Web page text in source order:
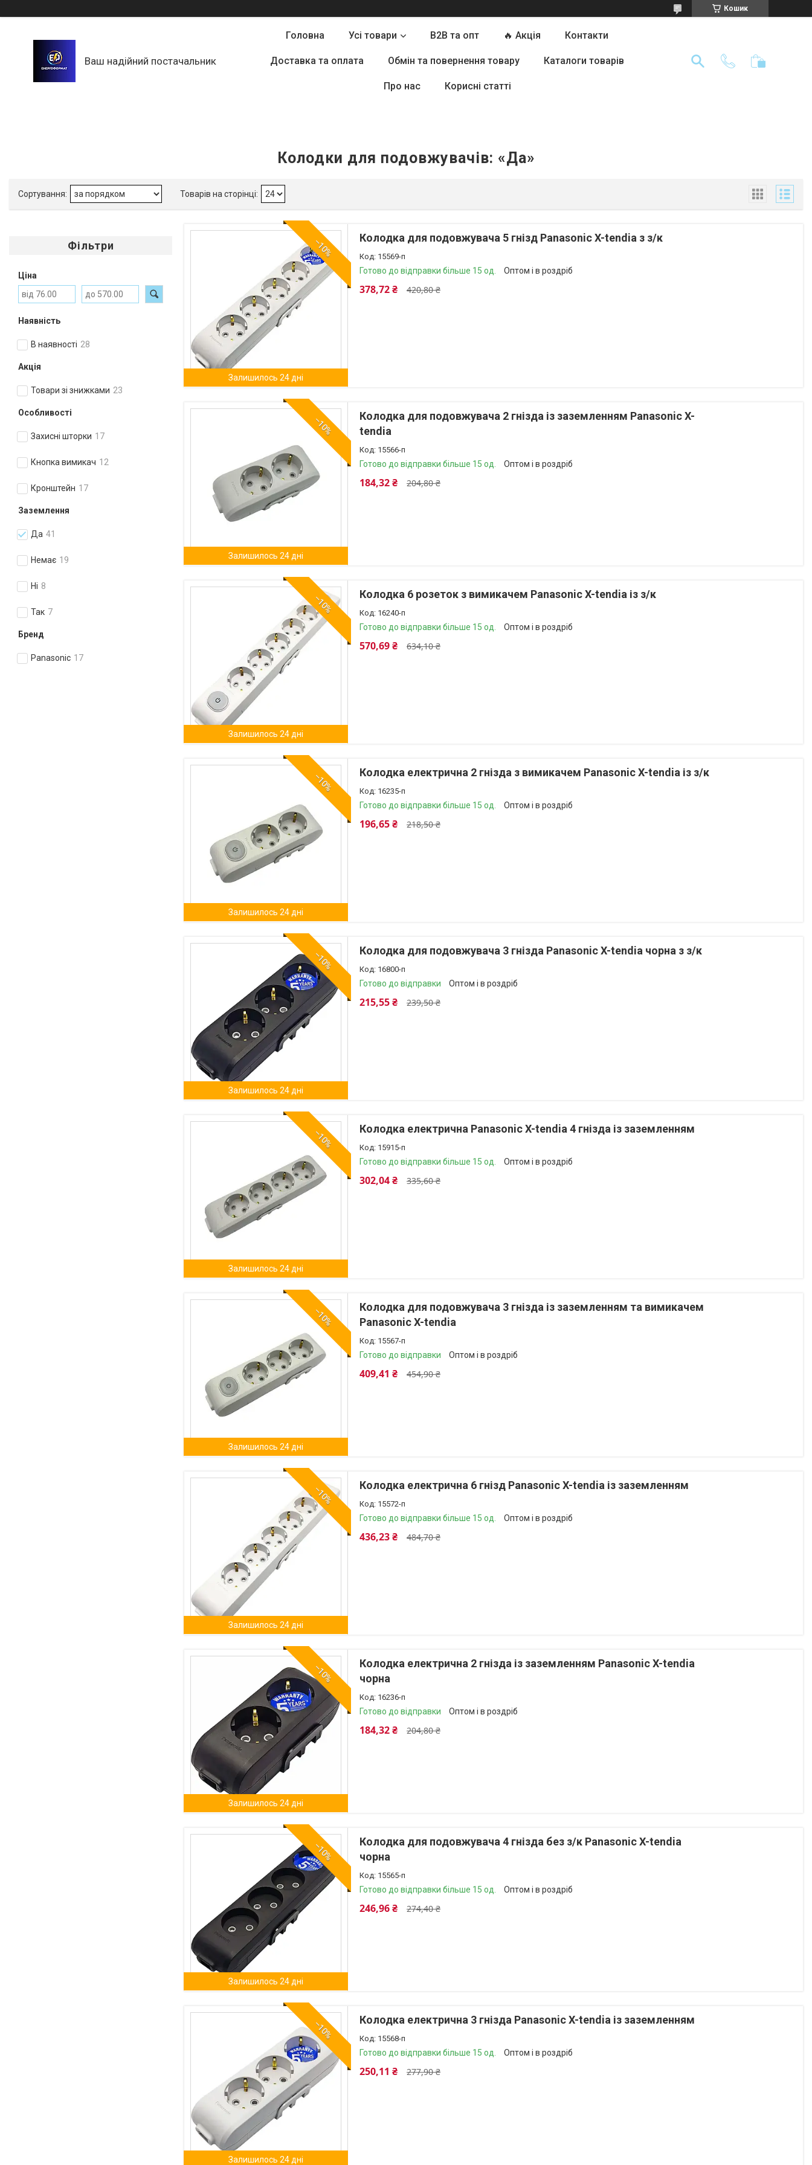
Кошик
Ваш надійний постачальник
Головна Усі товари B2B та опт 🔥 Акція Контакти
Доставка та оплата Обмін та повернення товару Каталоги товарів
Про нас Корисні статті
Колодки для подовжувачів: «Да»
Фільтри
Ціна
Наявність
В наявності 28
Акція
Товари зі знижками 23
Особливості
Захисні шторки 17
Кнопка вимикач 12
Кронштейн 17
Заземлення
Да 41
Немає 19
Ні 8
Так 7
Бренд
Panasonic 17
–10%
Залишилось 24 дні
Колодка для подовжувача 5 гнізд Panasonic X-tendia з з/к
15569-п
Готово до відправки більше 15 од. Оптом і в роздріб
420,80 ₴
378,72 ₴
–10%
Залишилось 24 дні
Колодка для подовжувача 2 гнізда із заземленням Panasonic X-
tendia
15566-п
Готово до відправки більше 15 од. Оптом і в роздріб
204,80 ₴
184,32 ₴
–10%
Залишилось 24 дні
Колодка 6 розеток з вимикачем Panasonic X-tendia із з/к
16240-п
Готово до відправки більше 15 од. Оптом і в роздріб
634,10 ₴
570,69 ₴
–10%
Залишилось 24 дні
Колодка електрична 2 гнізда з вимикачем Panasonic X-tendia із з/к
16235-п
Готово до відправки більше 15 од. Оптом і в роздріб
218,50 ₴
196,65 ₴
–10%
Залишилось 24 дні
Колодка для подовжувача 3 гнізда Panasonic X-tendia чорна з з/к
16800-п
Готово до відправки Оптом і в роздріб
239,50 ₴
215,55 ₴
–10%
Залишилось 24 дні
Колодка електрична Panasonic X-tendia 4 гнізда із заземленням
15915-п
Готово до відправки більше 15 од. Оптом і в роздріб
335,60 ₴
302,04 ₴
–10%
Залишилось 24 дні
Колодка для подовжувача 3 гнізда із заземленням та вимикачем
Panasonic X-tendia
15567-п
Готово до відправки Оптом і в роздріб
454,90 ₴
409,41 ₴
–10%
Залишилось 24 дні
Колодка електрична 6 гнізд Panasonic X-tendia із заземленням
15572-п
Готово до відправки більше 15 од. Оптом і в роздріб
484,70 ₴
436,23 ₴
–10%
Залишилось 24 дні
Колодка електрична 2 гнізда із заземленням Panasonic X-tendia
чорна
16236-п
Готово до відправки Оптом і в роздріб
204,80 ₴
184,32 ₴
–10%
Залишилось 24 дні
Колодка для подовжувача 4 гнізда без з/к Panasonic X-tendia
чорна
15565-п
Готово до відправки більше 15 од. Оптом і в роздріб
274,40 ₴
246,96 ₴
–10%
Залишилось 24 дні
Колодка електрична 3 гнізда Panasonic X-tendia із заземленням
15568-п
Готово до відправки більше 15 од. Оптом і в роздріб
277,90 ₴
250,11 ₴